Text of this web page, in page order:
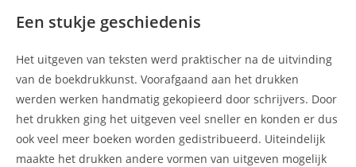
Een stukje geschiedenis
Het uitgeven van teksten werd praktischer na de uitvinding
van de boekdrukkunst. Voorafgaand aan het drukken
werden werken handmatig gekopieerd door schrijvers. Door
het drukken ging het uitgeven veel sneller en konden er dus
ook veel meer boeken worden gedistribueerd. Uiteindelijk
maakte het drukken andere vormen van uitgeven mogelijk